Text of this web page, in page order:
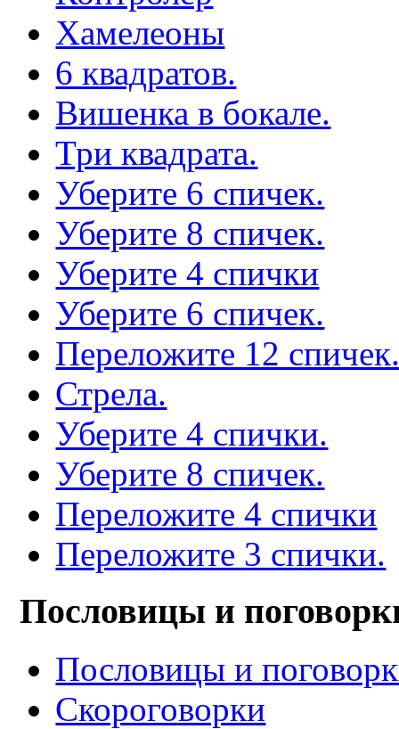
Хамелеоны
6 квадратов.
Вишенка в бокале.
Три квадрата.
Уберите 6 спичек.
Уберите 8 спичек.
Уберите 4 спички
Уберите 6 спичек.
Переложите 12
Стрела.
Уберите 4 спички.
Уберите 8 спичек.
Переложите 4 спички
Переложите 3 спички.
Пословицы и
Пословицы и
Скороговорки